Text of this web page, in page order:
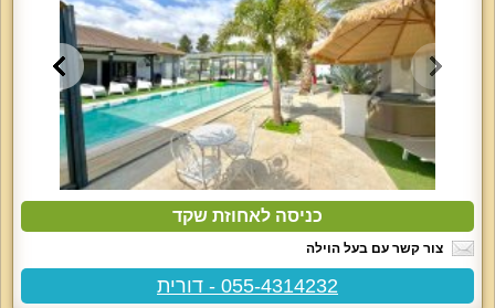
כניסה לאחוזת שקד
צור קשר עם בעל הוילה
055-4314232 - דורית